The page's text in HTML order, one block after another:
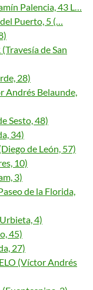
Palencia, 43 L…
del Puerto, 5 (…
de San
28)
Andrés Belaunde,
Sesto, 48)
34)
de León, 57)
10)
3)
de la Florida,
4)
45)
27)
(Víctor Andrés